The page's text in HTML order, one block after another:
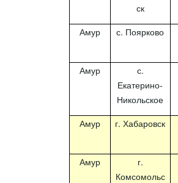
ск
Амур
с. Поярково
Амур
с.
Екатерино-
Никольское
Амур
г. Хабаровск
Амур
г.
Комсомольс